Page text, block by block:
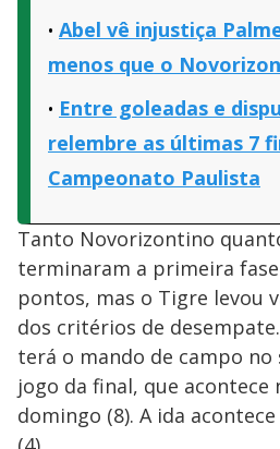
Abel vê injustiça
menos que o
Entre goleadas e
relembre as últimas 7
Campeonato Paulista
Tanto Novorizontino
terminaram a primeira
pontos, mas o Tigre levou
dos critérios de
terá o mando de campo no
jogo da final, que acontece
domingo (8). A ida